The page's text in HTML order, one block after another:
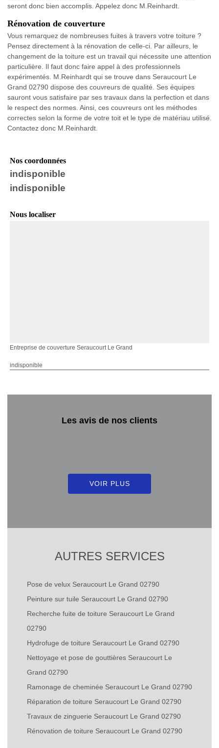
seront donc bien accomplis. Appelez donc M.Reinhardt.
Rénovation de couverture
Vous remarquez de nombreuses fuites à travers votre toiture ?
Pensez directement à la rénovation de celle-ci. Par ailleurs, le
changement de la toiture est un travail qui nécessite une attention
particulière. Il faut donc faire appel à des professionnels
expérimentés. M.Reinhardt qui se trouve dans Seraucourt Le
Grand 02790 dispose des couvreurs de qualité. Ses équipes
sauront vous satisfaire par ses travaux dans la perfection et dans
le respect des normes. Ainsi, ces couvreurs ont les méthodes
correctes selon la forme de votre toit et le type de matériau utilisé.
Contactez donc M.Reinhardt.
Nos coordonnées
indisponible
indisponible
Nous localiser
Entreprise de couverture Seraucourt Le Grand
indisponible
Les avis de nos clients
VOIR PLUS
AUTRES SERVICES
Pose de velux Seraucourt Le Grand 02790
Peinture sur tuile Seraucourt Le Grand 02790
Recherche fuite de toiture Seraucourt Le Grand
02790
Hydrofuge de toiture Seraucourt Le Grand 02790
Nettoyage et pose de gouttières Seraucourt Le
Grand 02790
Ramonage de cheminée Seraucourt Le Grand 02790
Réparation de toiture Seraucourt Le Grand 02790
Travaux de zinguerie Seraucourt Le Grand 02790
Rénovation de toiture Seraucourt Le Grand 02790